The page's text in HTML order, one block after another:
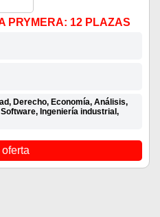
PRYMERA: 12 PLAZAS
Derecho, Economía, Análisis,
Ingeniería industrial,